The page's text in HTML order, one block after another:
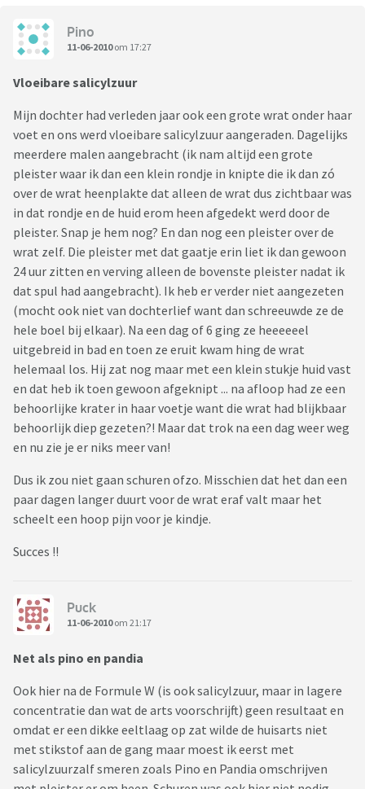
Pino
11-06-2010om 17:27
Vloeibare salicylzuur
Mijn dochter had verleden jaar ook een grote wrat onder haar
voet en ons werd vloeibare salicylzuur aangeraden. Dagelijks
meerdere malen aangebracht (ik nam altijd een grote
pleister waar ik dan een klein rondje in knipte die ik dan zó
over de wrat heenplakte dat alleen de wrat dus zichtbaar was
in dat rondje en de huid erom heen afgedekt werd door de
pleister. Snap je hem nog? En dan nog een pleister over de
wrat zelf. Die pleister met dat gaatje erin liet ik dan gewoon
24 uur zitten en verving alleen de bovenste pleister nadat ik
dat spul had aangebracht). Ik heb er verder niet aangezeten
(mocht ook niet van dochterlief want dan schreeuwde ze de
hele boel bij elkaar). Na een dag of 6 ging ze heeeeeel
uitgebreid in bad en toen ze eruit kwam hing de wrat
helemaal los. Hij zat nog maar met een klein stukje huid vast
en dat heb ik toen gewoon afgeknipt ... na afloop had ze een
behoorlijke krater in haar voetje want die wrat had blijkbaar
behoorlijk diep gezeten?! Maar dat trok na een dag weer weg
en nu zie je er niks meer van!
Dus ik zou niet gaan schuren ofzo. Misschien dat het dan een
paar dagen langer duurt voor de wrat eraf valt maar het
scheelt een hoop pijn voor je kindje.
Succes !!
Puck
11-06-2010om 21:17
Net als pino en pandia
Ook hier na de Formule W (is ook salicylzuur, maar in lagere
concentratie dan wat de arts voorschrijft) geen resultaat en
omdat er een dikke eeltlaag op zat wilde de huisarts niet
met stikstof aan de gang maar moest ik eerst met
salicylzuurzalf smeren zoals Pino en Pandia omschrijven